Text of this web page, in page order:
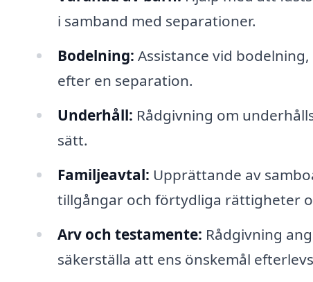
i samband med separationer.
Bodelning: Assistance vid
efter en separation.
Underhåll: Rådgivning om
sätt.
Familjeavtal: Upprättande av
tillgångar och förtydliga rättigheter
Arv och testamente: Rådgivning
säkerställa att ens önskemål